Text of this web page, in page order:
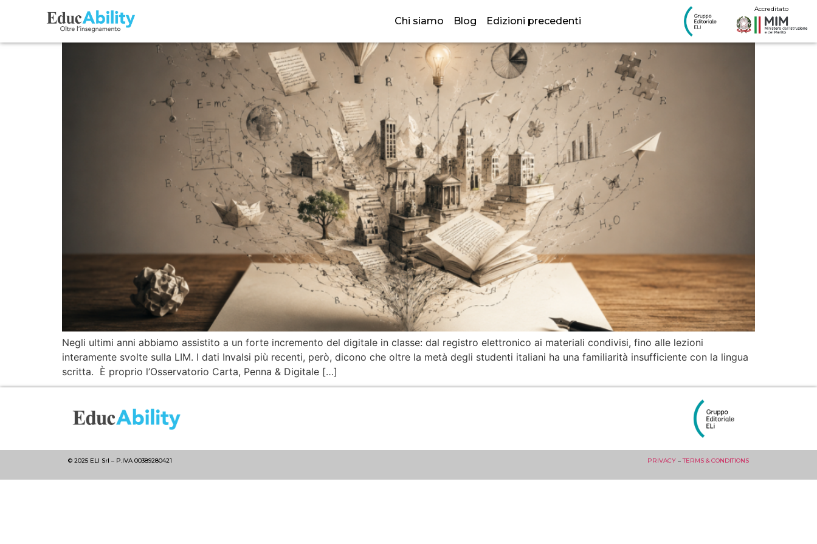
Chi siamo Blog Edizioni precedenti
Accreditato
Dallo schermo alla copertina: il ritorno del cartaceo nelle scuole
Negli ultimi anni abbiamo assistito a un forte incremento del digitale in classe: dal registro elettronico ai materiali condivisi, fino alle lezioni
interamente svolte sulla LIM. I dati Invalsi più recenti, però, dicono che oltre la metà degli studenti italiani ha una familiarità insufficiente con la lingua
scritta. È proprio l’Osservatorio Carta, Penna & Digitale […]
© 2025 ELI Srl – P.IVA 00389280421 PRIVACY–TERMS & CONDITIONS